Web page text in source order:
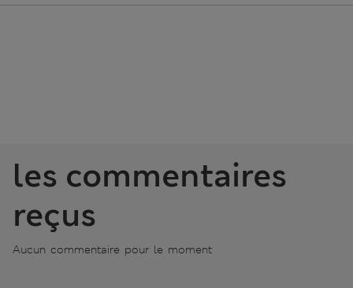
les commentaires
reçus
Aucun commentaire pour le moment